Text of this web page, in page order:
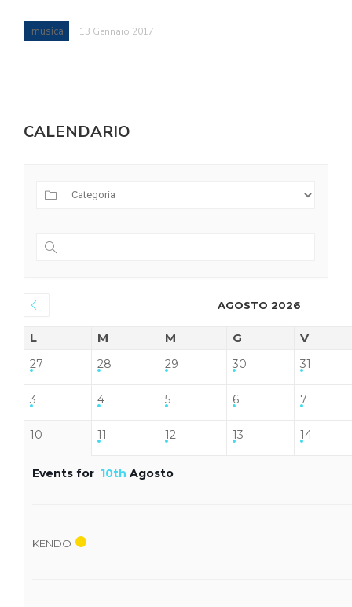
musica 13 Gennaio 2017
CALENDARIO
AGOSTO 2026
L M M G V
27 28 29 30 31
3 4 5 6 7
10 11 12 13 14
Events for 10th Agosto
KENDO